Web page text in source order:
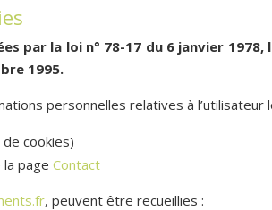
par la loi n° 78-17 du 6 janvier 1978,
1995.
personnelles relatives à l’utilisateur
cookies)
la pageContact
, peuvent être recueillies :